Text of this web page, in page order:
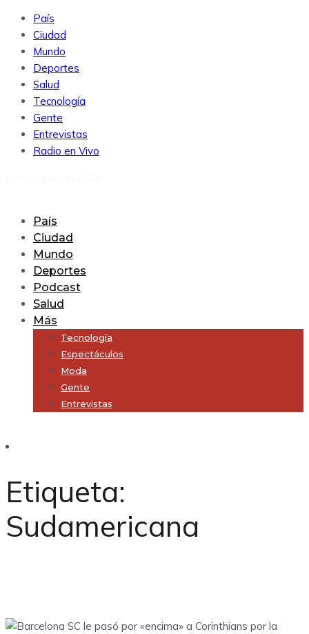
País
Ciudad
Mundo
Deportes
Salud
Tecnología
Gente
Entrevistas
Radio en Vivo
País
Ciudad
Mundo
Deportes
Podcast
Salud
Más
Tecnología
Espectáculos
Moda
Gente
Entrevistas
Etiqueta:
Sudamericana